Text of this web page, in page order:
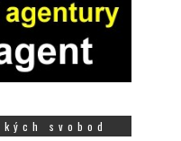
svobod